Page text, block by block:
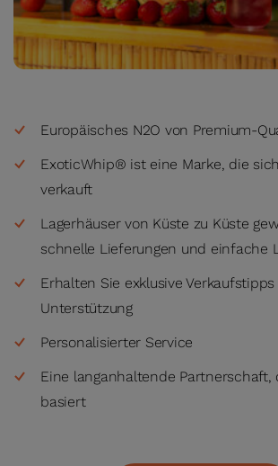
Europäisches N2O von Premium-
ExoticWhip® ist eine Marke, die
verkauft
Lagerhäuser von Küste zu Küste
schnelle Lieferungen und einfache
Erhalten Sie exklusive
Unterstützung
Personalisierter Service
Eine langanhaltende Partnerschaft,
basiert